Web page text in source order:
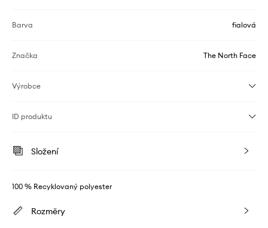
Barva fialová
Značka The North Face
Výrobce
ID produktu
Složení
100 % Recyklovaný polyester
Rozměry